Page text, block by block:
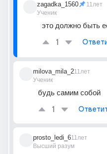
zagadka_1560
Ученик
11лет
это должно быть
1
milova_mila_2
Ученик
11лет
будь самим собой
1
prosto_ledi_6
Высший разум
11лет